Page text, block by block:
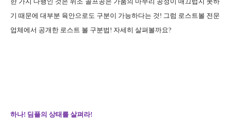
기 때문에 대부분 육안으로도 구분이 가능하다는 것! 그럼 로스트볼 전문
업체에서 공개한 로스트 볼 구분법! 자세히 살펴볼까요?
하나! 딤플의 상태를 살펴라!